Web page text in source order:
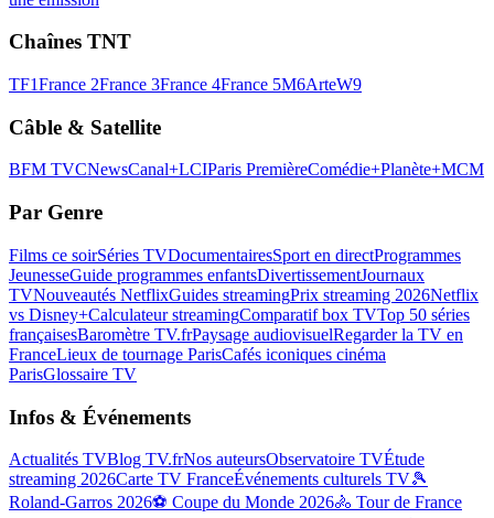
Chaînes TNT
TF1France 2France 3France 4France 5M6ArteW9
Câble & Satellite
BFM TVCNewsCanal+LCIParis PremièreComédie+Planète+MCM
Par Genre
Films ce soirSéries TVDocumentairesSport en directProgrammes
JeunesseGuide programmes enfantsDivertissementJournaux
TVNouveautés NetflixGuides streamingPrix streaming 2026Netflix
vs Disney+Calculateur streamingComparatif box TVTop 50 séries
françaisesBaromètre TV.frPaysage audiovisuelRegarder la TV en
FranceLieux de tournage ParisCafés iconiques cinéma
ParisGlossaire TV
Infos & Événements
Actualités TVBlog TV.frNos auteursObservatoire TVÉtude
streaming 2026Carte TV FranceÉvénements culturels TV🎾
Roland-Garros 2026⚽ Coupe du Monde 2026🚴 Tour de France